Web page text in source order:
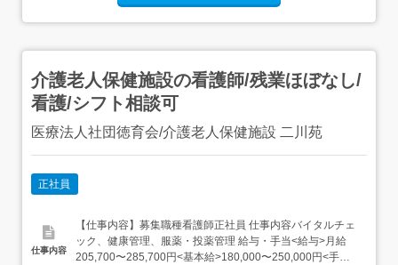
介護老人保健施設の看護師/残業ほぼなし/
看護/シフト相談可
医療法人社団徳育会/介護老人保健施設 二川苑
正社員
仕事内容
【仕事内容】募集職種看護師正社員 仕事内容バイタルチェ
ック、健康管理、服薬・投薬管理 給与・手当<給与>月給
205,700〜285,700円<基本給>180,000〜250,000円<手当>